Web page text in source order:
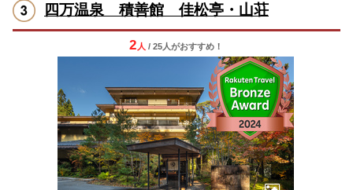
四万温泉 積善館 佳松亭・山荘
2 人 / 25人がおすすめ！